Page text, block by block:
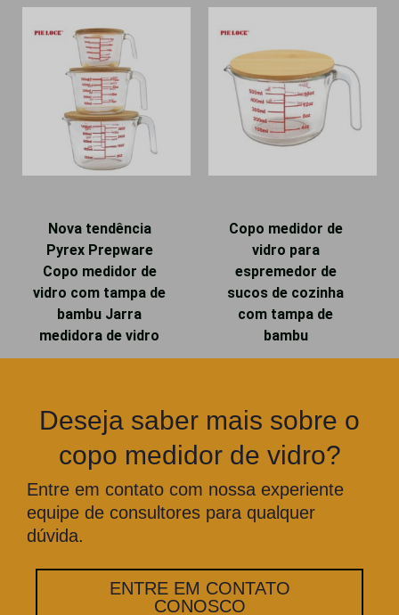
Nova tendência
Pyrex Prepware
Copo medidor de
vidro com tampa de
bambu Jarra
medidora de vidro
Copo medidor de
vidro para
espremedor de
sucos de cozinha
com tampa de
bambu
Deseja saber mais sobre o
copo medidor de vidro?
Entre em contato com nossa experiente
equipe de consultores para qualquer
dúvida.
ENTRE EM CONTATO
CONOSCO